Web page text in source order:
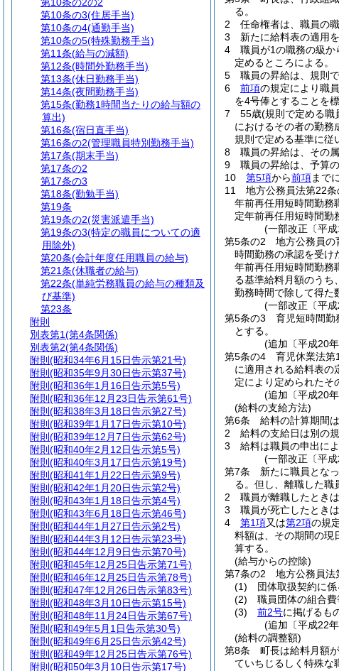
る。
2
任命権者は、職員の
3
新たに給料表の適用
4
職員が1の職務の級
定めるところによる。
5
職員の昇給は、規則
6
前項の規定により職
を4号俸とすることを
7
55歳(規則で定める職
におけるその者の勤務
規則で定める基準に従
8
職員の昇給は、その
9
職員の昇給は、予算
10
第5項から前項まで
11
地方公務員法第22
年前再任用短時間勤務
定年前再任用短時間勤
(一部改正〔平
第5条の2
地方公務員の
時間勤務の承認を受け
年前再任用短時間勤務
る基準給料月額のうち
勤務時間で除して得た
(一部改正〔平
第5条の3
育児短時間勤
とする。
(追加〔平成20
第5条の4
育児休業法第
に適用される給料表の
定により定められたそ
(追加〔平成20
(給料の支給方法)
第6条
給料の計算期間
2
給料の支給日は別の
3
給料は職員の申出に
(一部改正〔平
第7条
新たに職員とな
る。 但し、離職した職
2
職員が離職したとき
3
職員が死亡したとき
4
第1項又は第2項の規
料額は、その期間の現
算する。
(給与からの控除)
第7条の2
地方公務員法
(1)
団体取扱契約に
(2)
職員団体の組合
(3)
前2号に掲げるも
(追加〔平成22
(給料の調整額)
第8条
町長は給料月額
ていちじるしく特殊な
第10条の3(住居手当)
第10条の4(通勤手当)
第10条の5(特殊勤務手当)
第11条(給与の減額)
第12条(時間外勤務手当)
第13条(休日勤務手当)
第14条(夜間勤務手当)
第15条(勤務1時間当たりの給与額の
算出)
第16条(宿日直手当)
第16条の2(管理職員特別勤務手当)
第17条(期末手当)
第17条の2
第17条の3
第18条(勤勉手当)
第19条
第19条の2(災害派遣手当)
第19条の3(特定の職員についての適
用除外)
第20条(会計年度任用職員の給与)
第21条(休職者の給与)
第22条(単純労務職員の給与の種類及
び基準)
第23条
附則
別表第1(第4条関係)
別表第2(第4条関係)
附則 (昭和34年6月15日告示第21号)
附則 (昭和35年9月30日告示第37号)
附則 (昭和36年1月16日告示第5号)
附則 (昭和36年12月23日告示第61号)
附則 (昭和38年3月18日告示第27号)
附則 (昭和39年1月17日告示第10号)
附則 (昭和39年12月7日告示第62号)
附則 (昭和40年2月12日告示第5号)
附則 (昭和40年3月17日告示第19号)
附則 (昭和41年1月22日告示第9号)
附則 (昭和42年1月20日告示第2号)
附則 (昭和43年1月18日告示第4号)
附則 (昭和43年6月18日告示第46号)
附則 (昭和44年1月27日告示第2号)
附則 (昭和44年3月12日告示第23号)
附則 (昭和44年12月9日告示第70号)
附則 (昭和45年12月25日告示第71号)
附則 (昭和46年12月25日告示第78号)
附則 (昭和47年12月26日告示第83号)
附則 (昭和48年3月10日告示第15号)
附則 (昭和48年11月24日告示第67号)
附則 (昭和49年5月1日告示第30号)
附則 (昭和49年6月25日告示第42号)
附則 (昭和49年12月25日告示第76号)
附則 (昭和50年3月10日告示第17号)